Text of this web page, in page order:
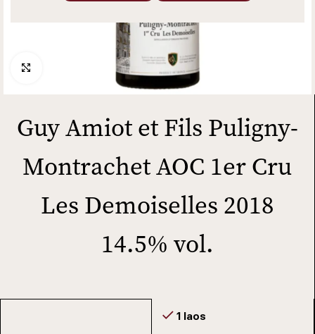
Guy Amiot et Fils Puligny-
Montrachet AOC 1er Cru
Les Demoiselles 2018
14.5% vol.
1 laos
Click to enlarge